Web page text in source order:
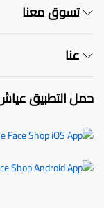
تسوق معنا
عنا
حمل التطبيق